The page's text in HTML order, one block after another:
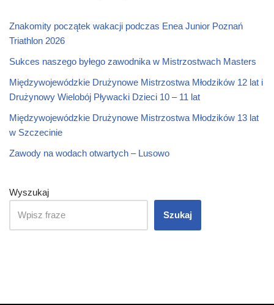
Znakomity początek wakacji podczas Enea Junior Poznań
Triathlon 2026
Sukces naszego byłego zawodnika w Mistrzostwach Masters
Międzywojewódzkie Drużynowe Mistrzostwa Młodzików 12 lat i
Drużynowy Wielobój Pływacki Dzieci 10 – 11 lat
Międzywojewódzkie Drużynowe Mistrzostwa Młodzików 13 lat
w Szczecinie
Zawody na wodach otwartych – Lusowo
Wyszukaj
Szukaj